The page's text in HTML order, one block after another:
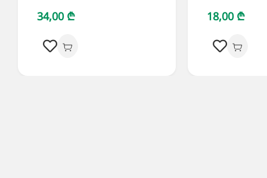
34,00 ₾ 18,00 ₾